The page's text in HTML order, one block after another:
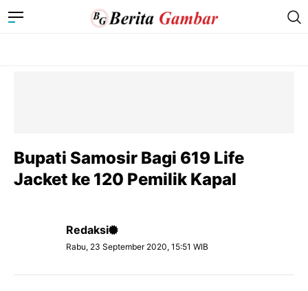
Bupati Samosir Bagi 619 Life
Jacket ke 120 Pemilik Kapal
Redaksi
Rabu, 23 September 2020, 15:51 WIB